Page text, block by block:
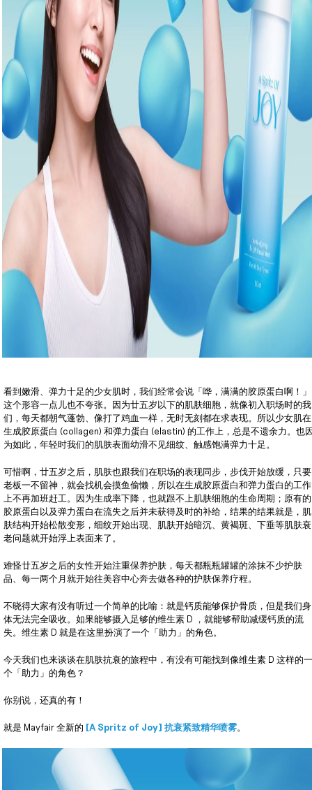
看到嫩滑、弹力十足的少女肌时，我们经常会说「哗，满满的胶原蛋白啊！」
这个形容一点儿也不夸张。因为廿五岁以下的肌肤细胞，就像初入职场时的我
们，每天都朝气蓬勃、像打了鸡血一样，无时无刻都在求表现。所以少女肌在
生成胶原蛋白 (collagen) 和弹力蛋白 (elastin) 的工作上，总是不遗余力。也
为如此，年轻时我们的肌肤表面幼滑不见细纹、触感饱满弹力十足。
可惜啊，廿五岁之后，肌肤也跟我们在职场的表现同步，步伐开始放缓，只要
老板一不留神，就会找机会摸鱼偷懒，所以在生成胶原蛋白和弹力蛋白的工作
上不再加班赶工。因为生成率下降，也就跟不上肌肤细胞的生命周期；原有的
胶原蛋白以及弹力蛋白在流失之后并未获得及时的补给，结果的结果就是，肌
肤结构开始松散变形，细纹开始出现、肌肤开始暗沉、黄褐斑、下垂等肌肤衰
老问题就开始浮上表面来了。
难怪廿五岁之后的女性开始注重保养护肤，每天都瓶瓶罐罐的涂抹不少护肤
品、每一两个月就开始往美容中心奔去做各种的护肤保养疗程。
不晓得大家有没有听过一个简单的比喻：就是钙质能够保护骨质，但是我们身
体无法完全吸收。如果能够摄入足够的维生素 D ，就能够帮助减缓钙质的流
失。维生素 D 就是在这里扮演了一个「助力」的角色。
今天我们也来谈谈在肌肤抗衰的旅程中，有没有可能找到像维生素 D 这样的一
个「助力」的角色？
你别说，还真的有！
就是 Mayfair 全新的 [A Spritz of Joy] 抗衰紧致精华喷雾。